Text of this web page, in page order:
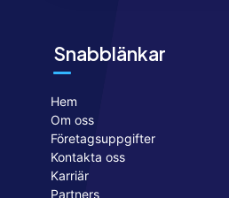
Snabblänkar
Hem
Om oss
Företagsuppgifter
Kontakta oss
Karriär
Partners